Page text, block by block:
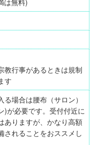
教行事があるときは規制
す
場合は腰布（サロン）
)が必要です。受付付近に
ありますが、かなり高額
されることをおススメし